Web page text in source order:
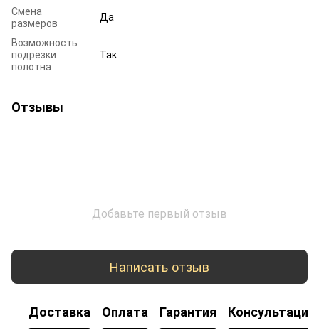
Смена
размеров
Да
Возможность
подрезки
полотна
Так
Отзывы
Добавьте первый отзыв
Написать отзыв
Доставка Оплата Гарантия Консультация